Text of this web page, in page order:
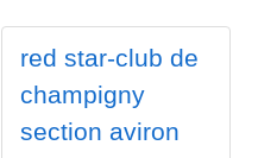
red star-club de
champigny
section aviron